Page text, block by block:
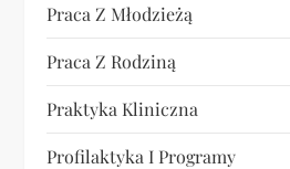
Praca Z Młodzieżą
Praca Z Rodziną
Praktyka Kliniczna
Profilaktyka I Programy